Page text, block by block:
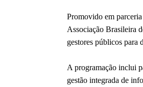
Promovido em
Associação Brasileira
gestores públicos para
A programação inclui
gestão integrada de